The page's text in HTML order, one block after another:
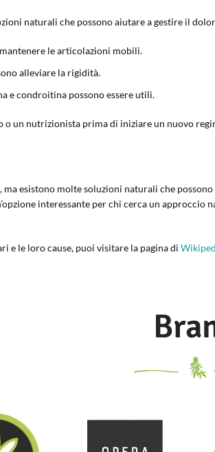
naturali che possono aiutare a gestire il
le articolazioni mobili.
alleviare la rigidità.
e condroitina possono essere utili.
o un nutrizionista prima di iniziare un nuovo
esistono molte soluzioni naturali che
interessante per chi cerca un approccio
le loro cause, puoi visitare la pagina di